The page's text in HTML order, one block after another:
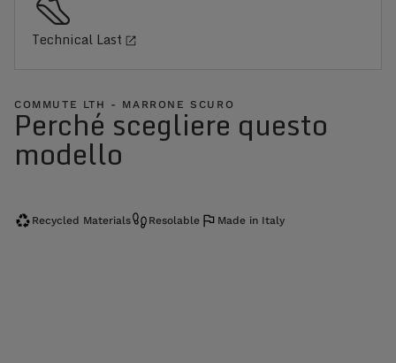
Technical Last
COMMUTE LTH - MARRONE SCURO
Perché scegliere questo
modello
Recycled Materials Resolable Made in Italy